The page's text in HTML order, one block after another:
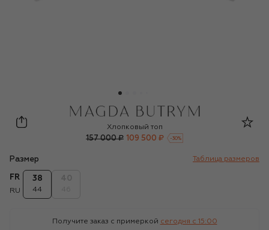
Magda Butrym
Хлопковый топ
157 000 ₽ 109 500 ₽ -30%
Размер Таблица размеров
FR
RU
38
44
Получите заказ с примеркой сегодня c 15:00